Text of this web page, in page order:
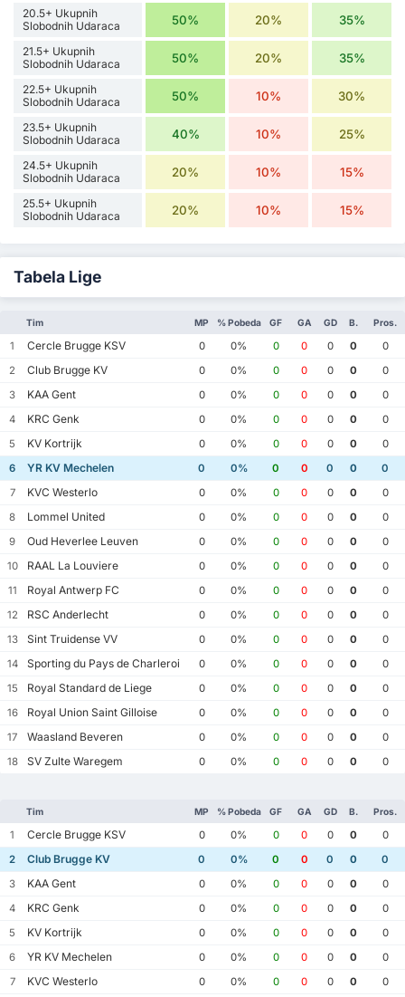
20.5+ Ukupnih
Slobodnih Udaraca
50% 20% 35%
21.5+ Ukupnih
Slobodnih Udaraca
50% 20% 35%
22.5+ Ukupnih
Slobodnih Udaraca
50% 10% 30%
23.5+ Ukupnih
Slobodnih Udaraca
40% 10% 25%
24.5+ Ukupnih
Slobodnih Udaraca
20% 10% 15%
25.5+ Ukupnih
Slobodnih Udaraca
20% 10% 15%
Tabela Lige
Tim MP % Pobeda GF GA GD B. Pros.
1 Cercle Brugge KSV 0 0% 0 0 0 0
0
2
Club Brugge KV 0 0% 0 0 0 0
0
3
KAA Gent 0 0% 0 0 0 0
0
4
KRC Genk 0 0% 0 0 0 0
0
5
KV Kortrijk 0 0% 0 0 0 0
0
6
YR KV Mechelen 0 0% 0 0 0 0
0
7
KVC Westerlo 0 0% 0 0 0 0
0
8
Lommel United 0 0% 0 0 0 0
0
9
Oud Heverlee Leuven 0 0% 0 0 0 0
0
10
RAAL La Louviere 0 0% 0 0 0 0
0
11
Royal Antwerp FC 0 0% 0 0 0 0
0
12
RSC Anderlecht 0 0% 0 0 0 0
0
13
Sint Truidense VV 0 0% 0 0 0 0
0
14
Sporting du Pays de Charleroi 0 0% 0 0 0 0
0
15
Royal Standard de Liege 0 0% 0 0 0 0
0
16
Royal Union Saint Gilloise 0 0% 0 0 0 0
0
17
Waasland Beveren 0 0% 0 0 0 0
0
18
SV Zulte Waregem 0 0% 0 0 0 0 0
Tim MP % Pobeda GF GA GD B. Pros.
1 Cercle Brugge KSV 0 0% 0 0 0 0
0
2
Club Brugge KV 0 0% 0 0 0 0
0
3
KAA Gent 0 0% 0 0 0 0
0
4
KRC Genk 0 0% 0 0 0 0
0
5
KV Kortrijk 0 0% 0 0 0 0
0
6
YR KV Mechelen 0 0% 0 0 0 0
0
7
KVC Westerlo 0 0% 0 0 0 0
0